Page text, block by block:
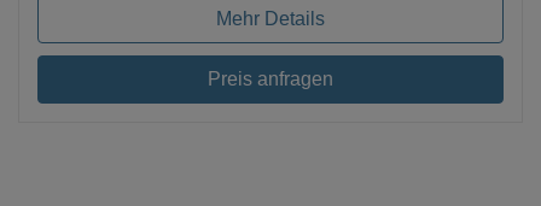
Mehr Details
Preis anfragen